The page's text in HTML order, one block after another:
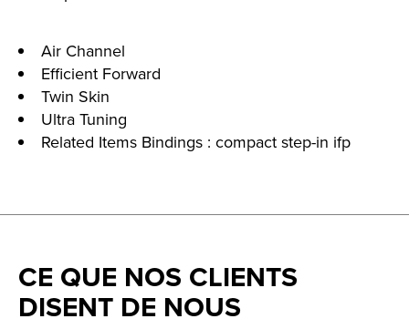
Air Channel
Efficient Forward
Twin Skin
Ultra Tuning
Related Items Bindings : compact step-in ifp
CE QUE NOS CLIENTS
DISENT DE NOUS